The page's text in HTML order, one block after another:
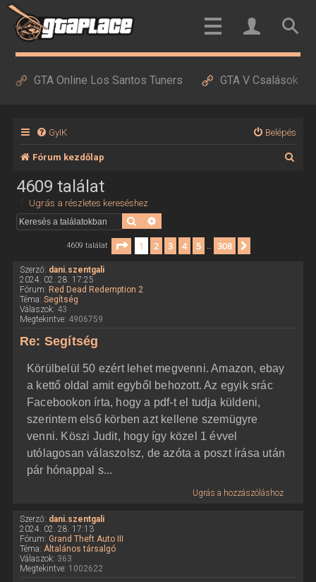
GTA Online Los Santos Tuners GTA V Csalások
GyIK Belépés
Fórum kezdőlap
4609 találat
Ugrás a részletes kereséshez
Keresés
4609 találat Oldal:1 /308
1 2 3 4 5 … 308
Szerző: dani.szentgali
2024. 02. 28. 17:25
Fórum: Red Dead Redemption 2
Téma: Segítség
Válaszok: 43
Megtekintve: 4906759
Re: Segítség
Körülbelül 50 ezért lehet megvenni. Amazon, ebay
a kettő oldal amit egyből behozott. Az egyik srác
Facebookon írta, hogy a pdf-t el tudja küldeni,
szerintem első körben azt kellene szemügyre
venni. Köszi Judit, hogy így közel 1 évvel
utólagosan válaszolsz, de azóta a poszt írása után
pár hónappal s...
Ugrás a hozzászóláshoz
Szerző: dani.szentgali
2024. 02. 28. 17:13
Fórum: Grand Theft Auto III
Téma: Általános társalgó
Válaszok: 363
Megtekintve: 1002622